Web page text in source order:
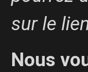
sur le
Nous